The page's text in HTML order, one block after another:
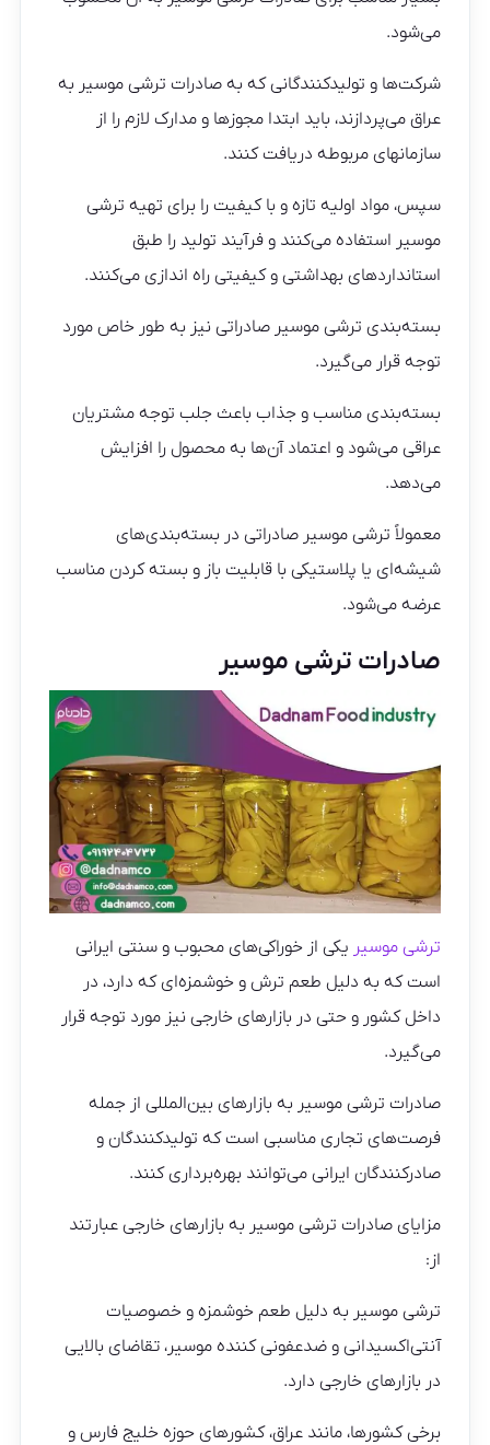
می‌شود.
شرکت‌ها و تولیدکنندگانی که به صادرات ترشی موسیر به
عراق می‌پردازند، باید ابتدا مجوزها و مدارک لازم را از
سازمانهای مربوطه دریافت کنند.
سپس، مواد اولیه تازه و با کیفیت را برای تهیه ترشی
موسیر استفاده می‌کنند و فرآیند تولید را طبق
استانداردهای بهداشتی و کیفیتی راه اندازی می‌کنند.
بسته‌بندی ترشی موسیر صادراتی نیز به طور خاص مورد
توجه قرار می‌گیرد.
بسته‌بندی مناسب و جذاب باعث جلب توجه مشتریان
عراقی می‌شود و اعتماد آن‌ها به محصول را افزایش
می‌دهد.
معمولاً ترشی موسیر صادراتی در بسته‌بندی‌های
شیشه‌ای یا پلاستیکی با قابلیت باز و بسته کردن مناسب
عرضه می‌شود.
صادرات ترشی موسیر
ترشی موسیر یکی از خوراکی‌های محبوب و سنتی ایرانی
است که به دلیل طعم ترش و خوشمزه‌ای که دارد، در
داخل کشور و حتی در بازارهای خارجی نیز مورد توجه قرار
می‌گیرد.
صادرات ترشی موسیر به بازارهای بین‌المللی از جمله
فرصت‌های تجاری مناسبی است که تولیدکنندگان و
صادرکنندگان ایرانی می‌توانند بهره‌برداری کنند.
مزایای صادرات ترشی موسیر به بازارهای خارجی عبارتند
از:
ترشی موسیر به دلیل طعم خوشمزه و خصوصیات
آنتی‌اکسیدانی و ضدعفونی کننده موسیر، تقاضای بالایی
در بازارهای خارجی دارد.
برخی کشورها، مانند عراق، کشورهای حوزه خلیج فارس و